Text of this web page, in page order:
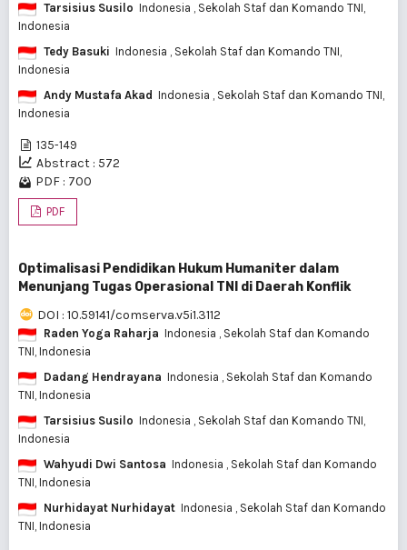
Tarsisius Susilo Indonesia , Sekolah Staf dan Komando TNI,
Indonesia
Tedy Basuki Indonesia , Sekolah Staf dan Komando TNI,
Indonesia
Andy Mustafa Akad Indonesia , Sekolah Staf dan Komando TNI,
Indonesia
135-149
Abstract : 572
PDF : 700
PDF
Optimalisasi Pendidikan Hukum Humaniter dalam
Menunjang Tugas Operasional TNI di Daerah Konflik
DOI : 10.59141/comserva.v5i1.3112
Raden Yoga Raharja Indonesia , Sekolah Staf dan Komando
TNI, Indonesia
Dadang Hendrayana Indonesia , Sekolah Staf dan Komando
TNI, Indonesia
Tarsisius Susilo Indonesia , Sekolah Staf dan Komando TNI,
Indonesia
Wahyudi Dwi Santosa Indonesia , Sekolah Staf dan Komando
TNI, Indonesia
Nurhidayat Nurhidayat Indonesia , Sekolah Staf dan Komando
TNI, Indonesia